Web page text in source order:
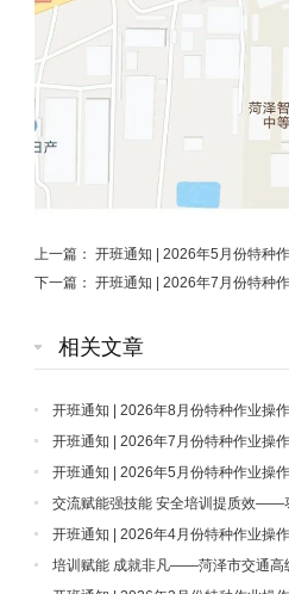
上一篇： 开班通知 | 2026年5月份特种
下一篇： 开班通知 | 2026年7月份特种
相关文章
开班通知 | 2026年8月份特种作业操
开班通知 | 2026年7月份特种作业操
开班通知 | 2026年5月份特种作业操
交流赋能强技能 安全培训提质效——
有限公司莅临我校参观学习交流工作
开班通知 | 2026年4月份特种作业操
培训赋能 成就非凡——菏泽市交通高